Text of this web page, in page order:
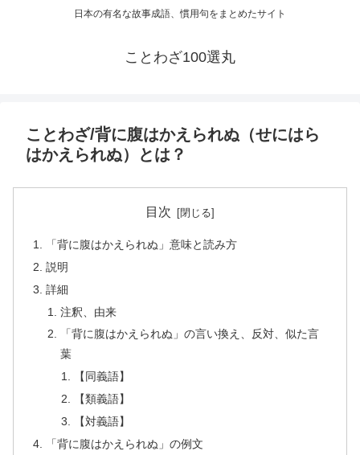
日本の有名な故事成語、慣用句をまとめたサイト
ことわざ100選丸
ことわざ/背に腹はかえられぬ（せにはら
はかえられぬ）とは？
目次
「背に腹はかえられぬ」意味と読み方
説明
詳細
注釈、由来
「背に腹はかえられぬ」の言い換え、反対、似た言
葉
【同義語】
【類義語】
【対義語】
「背に腹はかえられぬ」の例文